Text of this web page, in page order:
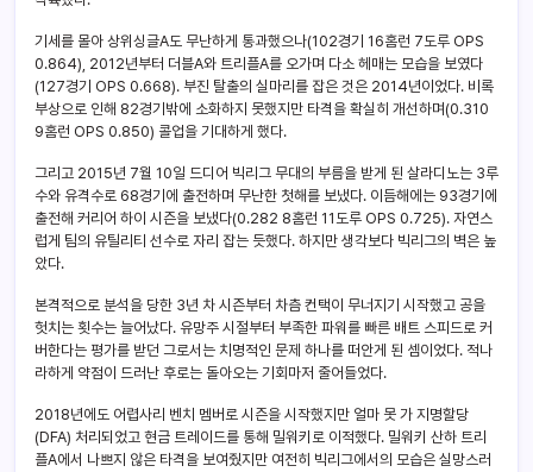
기세를 몰아 상위싱글A도 무난하게 통과했으나(102경기 16홈런 7도루 OPS
0.864), 2012년부터 더블A와 트리플A를 오가며 다소 헤매는 모습을 보였다
(127경기 OPS 0.668). 부진 탈출의 실마리를 잡은 것은 2014년이었다. 비록
부상으로 인해 82경기밖에 소화하지 못했지만 타격을 확실히 개선하며(0.310
9홈런 OPS 0.850) 콜업을 기대하게 했다.
그리고 2015년 7월 10일 드디어 빅리그 무대의 부름을 받게 된 살라디노는 3루
수와 유격수로 68경기에 출전하며 무난한 첫해를 보냈다. 이듬해에는 93경기에
출전해 커리어 하이 시즌을 보냈다(0.282 8홈런 11도루 OPS 0.725). 자연스
럽게 팀의 유틸리티 선수로 자리 잡는 듯했다. 하지만 생각보다 빅리그의 벽은 높
았다.
본격적으로 분석을 당한 3년 차 시즌부터 차츰 컨택이 무너지기 시작했고 공을
헛치는 횟수는 늘어났다. 유망주 시절부터 부족한 파워를 빠른 배트 스피드로 커
버한다는 평가를 받던 그로서는 치명적인 문제 하나를 떠안게 된 셈이었다. 적나
라하게 약점이 드러난 후로는 돌아오는 기회마저 줄어들었다.
2018년에도 어렵사리 벤치 멤버로 시즌을 시작했지만 얼마 못 가 지명할당
(DFA) 처리되었고 현금 트레이드를 통해 밀워키로 이적했다. 밀워키 산하 트리
플A에서 나쁘지 않은 타격을 보여줬지만 여전히 빅리그에서의 모습은 실망스러